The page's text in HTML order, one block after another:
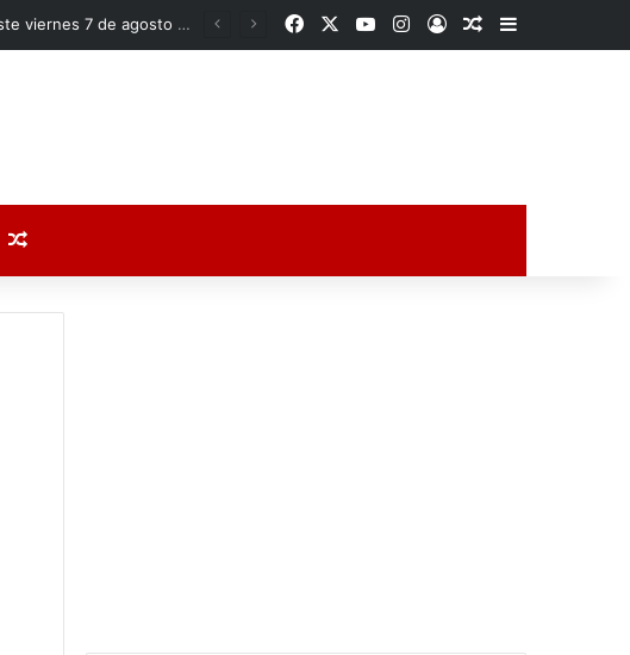
Pronóstico del clima para el viernes 7 de agosto de 2026 en Veracruz: chubascos y lluvias puntuales fuertes en centro y sur, ambiente caluroso y bochornoso FacebookYouTubeInstagram
AccesoPublicación al
Barra lateral
Publicación al azar